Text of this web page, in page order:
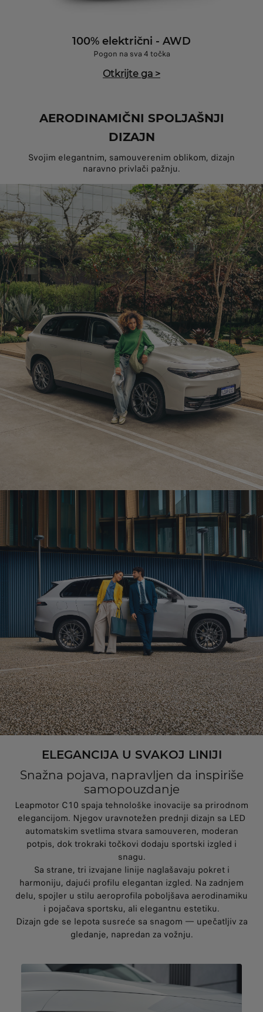
100% električni - AWD
Pogon na sva 4 točka
Otkrijte ga >
AERODINAMIČNI SPOLJAŠNJI
DIZAJN
Svojim elegantnim, samouverenim oblikom, dizajn
naravno privlači pažnju.
ELEGANCIJA U SVAKOJ LINIJI
Snažna pojava, napravljen da inspiriše
samopouzdanje
Leapmotor C10 spaja tehnološke inovacije sa prirodnom
elegancijom. Njegov uravnotežen prednji dizajn sa LED
automatskim svetlima stvara samouveren, moderan
potpis, dok trokraki točkovi dodaju sportski izgled i
snagu.
Sa strane, tri izvajane linije naglašavaju pokret i
harmoniju, dajući profilu elegantan izgled. Na zadnjem
delu, spojler u stilu aeroprofila poboljšava aerodinamiku
i pojačava sportsku, ali elegantnu estetiku.
Dizajn gde se lepota susreće sa snagom — upečatljiv za
gledanje, napredan za vožnju.